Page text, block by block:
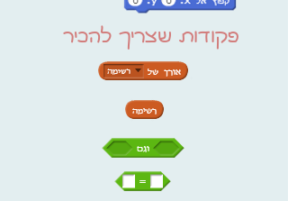
פקודות שצריך להכיר